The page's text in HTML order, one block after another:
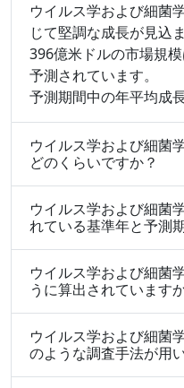
ウイルス学および細菌
じて堅調な成長が見込
396億米ドルの市場規
予測されています。
予測期間中の年平均成
ウイルス学および細菌
どのくらいですか？
ウイルス学および細菌
れている基準年と予測
ウイルス学および細菌
うに算出されています
ウイルス学および細菌
のような調査手法が用